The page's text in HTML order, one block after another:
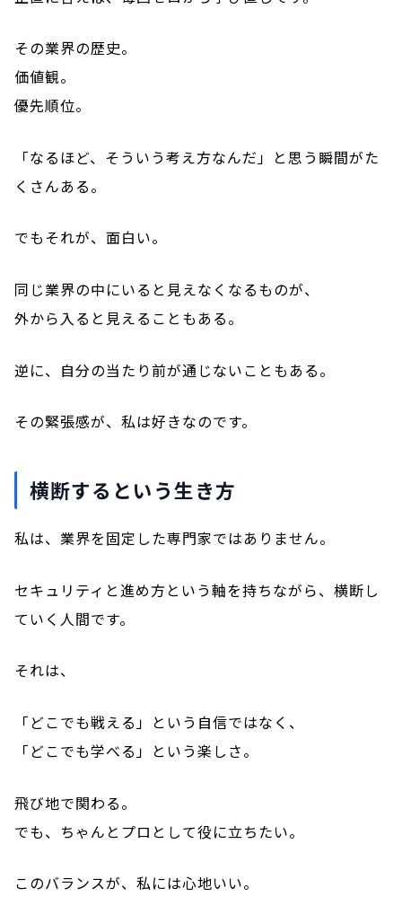
その業界の歴史。
価値観。
優先順位。
「なるほど、そういう考え方なんだ」と思う瞬間がた
くさんある。
でもそれが、面白い。
同じ業界の中にいると見えなくなるものが、
外から入ると見えることもある。
逆に、自分の当たり前が通じないこともある。
その緊張感が、私は好きなのです。
横断するという生き方
私は、業界を固定した専門家ではありません。
セキュリティと進め方という軸を持ちながら、横断し
ていく人間です。
それは、
「どこでも戦える」という自信ではなく、
「どこでも学べる」という楽しさ。
飛び地で関わる。
でも、ちゃんとプロとして役に立ちたい。
このバランスが、私には心地いい。